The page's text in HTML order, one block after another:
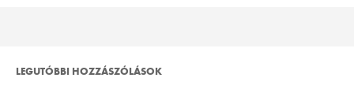
LEGUTÓBBI HOZZÁSZÓLÁSOK